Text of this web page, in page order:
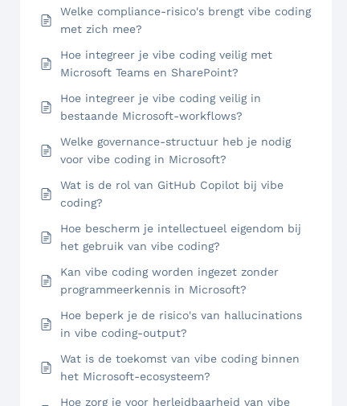
Welke compliance-risico's brengt vibe coding
met zich mee?
Hoe integreer je vibe coding veilig met
Microsoft Teams en SharePoint?
Hoe integreer je vibe coding veilig in
bestaande Microsoft-workflows?
Welke governance-structuur heb je nodig
voor vibe coding in Microsoft?
Wat is de rol van GitHub Copilot bij vibe
coding?
Hoe bescherm je intellectueel eigendom bij
het gebruik van vibe coding?
Kan vibe coding worden ingezet zonder
programmeerkennis in Microsoft?
Hoe beperk je de risico's van hallucinations
in vibe coding-output?
Wat is de toekomst van vibe coding binnen
het Microsoft-ecosysteem?
Hoe zorg je voor herleidbaarheid van vibe